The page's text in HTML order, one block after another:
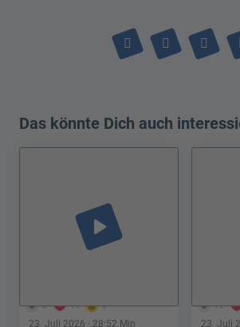
Das könnte Dich auch
8 14 0
play_arrow
23. Juli 2026 · 28:52 Min
12
23. Juli